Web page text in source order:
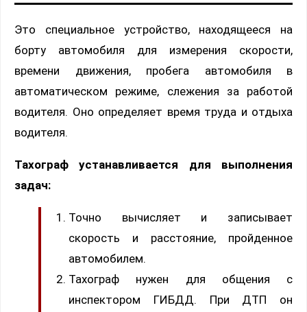
Это специальное устройство, находящееся на
борту автомобиля для измерения скорости,
времени движения, пробега автомобиля в
автоматическом режиме, слежения за работой
водителя. Оно определяет время труда и отдыха
водителя.
Тахограф устанавливается для выполнения
задач:
Точно вычисляет и записывает
скорость и расстояние, пройденное
автомобилем.
Тахограф нужен для общения с
инспектором ГИБДД. При ДТП он